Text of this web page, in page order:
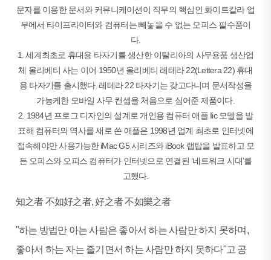
문자를 이용한 문서와 커뮤니케이션이 직무의 핵심인 화이트칼라 업
무에서 타이프라이터와 컴퓨터는 빼놓을 수 없는 오피스 필수품이
다.
1. 세계최초로 휴대용 타자기를 생산한 이탈리아의 사무용품 생산업
체 올리베티 사는 이어 1950년 올리베티 레테라 22(Lettera 22) 휴대
용 타자기를 출시했다. 레테라 22 타자기는 갖고다니며 문서작성을
가능케한 모바일 사무 컨셉을 처음으로 심어준 제품이다.
2. 1984년 프로그 디자인의 설계로 개인용 컴퓨터 애플 Iic 모델을 발
표해 컴퓨터의 역사를 새로 쓴 애플은 1998년 업계 최초로 인터넷에
접속해야만 사용가능한 iMac G5 시리즈와 iBook 랩탑을 발표하고 모
든 오피스와 오피스 컴퓨터가 인터넷으로 연결된 ‘네트워크 시대’를
고했다.
知之者 不如好之者, 好之者 不如樂之者
"하는 방법만 아는 사람은 좋아서 하는 사람만 하지 못하며,
좋아서 하는 자는 즐기면서 하는 사람만 하지 못하다"고 공